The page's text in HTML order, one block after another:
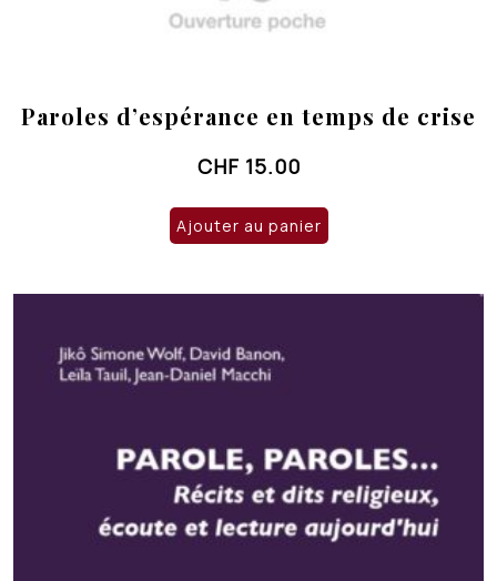
Paroles d’espérance en temps de crise
CHF 15.00
Ajouter au panier